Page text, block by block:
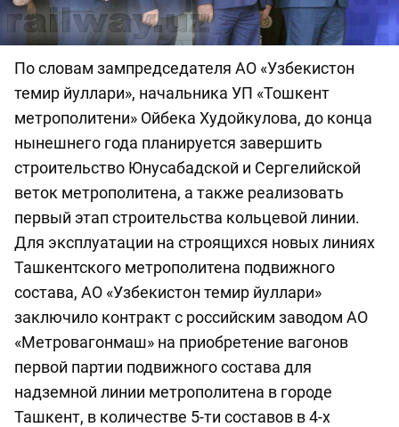
По словам зампредседателя АО «Узбекистон
темир йуллари», начальника УП «Тошкент
метрополитени» Ойбека Худойкулова, до конца
нынешнего года планируется завершить
строительство Юнусабадской и Сергелийской
веток метрополитена, а также реализовать
первый этап строительства кольцевой линии.
Для эксплуатации на строящихся новых линиях
Ташкентского метрополитена подвижного
состава, АО «Узбекистон темир йуллари»
заключило контракт с российским заводом АО
«Метровагонмаш» на приобретение вагонов
первой партии подвижного состава для
надземной линии метрополитена в городе
Ташкент, в количестве 5-ти составов в 4-х